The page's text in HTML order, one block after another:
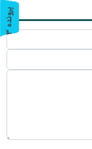
پ
ر
و
ن
د
ه
3